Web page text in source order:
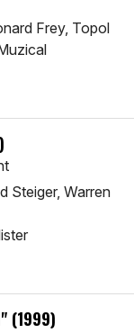
Frey, Topol
Steiger, Warren
(1999)